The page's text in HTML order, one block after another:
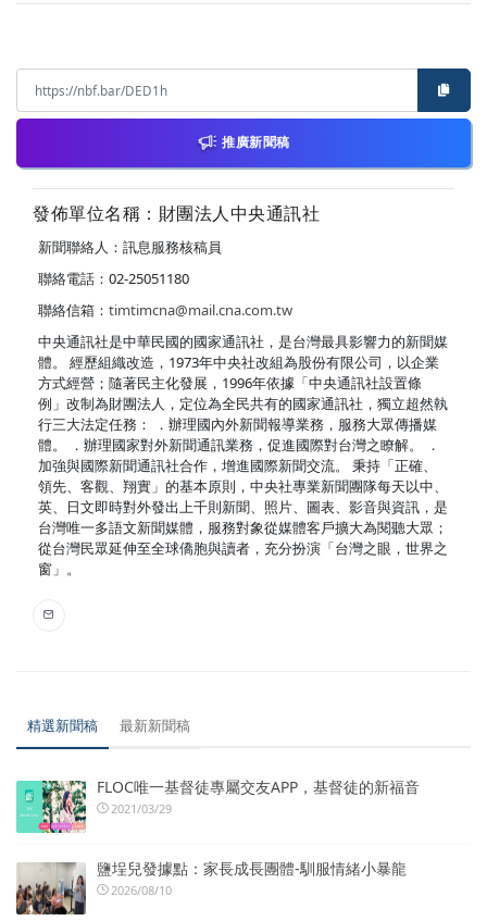
推廣新聞稿
發佈單位名稱：財團法人中央通訊社
新聞聯絡人：訊息服務核稿員
聯絡電話：02-25051180
聯絡信箱： timtimcna@mail.cna.com.tw
中央通訊社是中華民國的國家通訊社，是台灣最具影響力的新聞媒
體。 經歷組織改造，1973年中央社改組為股份有限公司，以企業
方式經營；隨著民主化發展，1996年依據「中央通訊社設置條
例」改制為財團法人，定位為全民共有的國家通訊社，獨立超然執
行三大法定任務： ．辦理國內外新聞報導業務，服務大眾傳播媒
體。 ．辦理國家對外新聞通訊業務，促進國際對台灣之瞭解。 ．
加強與國際新聞通訊社合作，增進國際新聞交流。 秉持「正確、
領先、客觀、翔實」的基本原則，中央社專業新聞團隊每天以中、
英、日文即時對外發出上千則新聞、照片、圖表、影音與資訊，是
台灣唯一多語文新聞媒體，服務對象從媒體客戶擴大為閱聽大眾；
從台灣民眾延伸至全球僑胞與讀者，充分扮演「台灣之眼，世界之
窗」。
精選新聞稿 最新新聞稿
FLOC唯一基督徒專屬交友APP，基督徒的新福音
2021/03/29
鹽埕兒發據點：家長成長團體-馴服情緒小暴龍
2026/08/10